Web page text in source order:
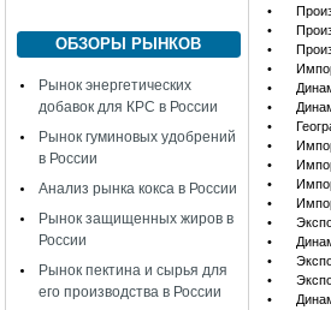
ОБЗОРЫ РЫНКОВ
Рынок энергетических
добавок для КРС в России
Рынок гуминовых удобрений
в России
Анализ рынка кокса в России
Рынок защищенных жиров в
России
Рынок пектина и сырья для
его производства в России
•
•
•
•
•
•
•
•
•
•
•
•
•
•
•
•